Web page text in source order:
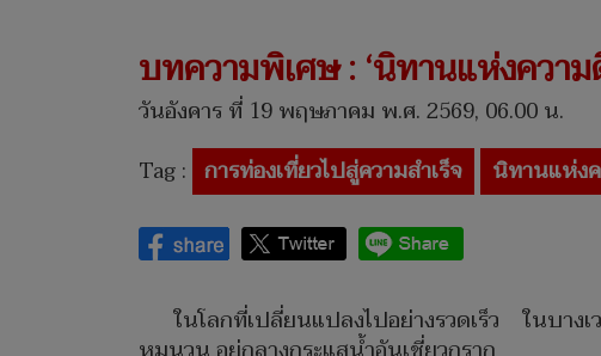
บทความพิเศษ : ‘นิทานแห่งความ
วันอังคาร ที่ 19 พฤษภาคม พ.ศ. 2569, 06.00 น.
Tag : การท่องเที่ยวไปสู่ความสำเร็จ นิทานแห่ง
ในโลกที่เปลี่ยนแปลงไปอย่างรวดเร็ว ในบาง